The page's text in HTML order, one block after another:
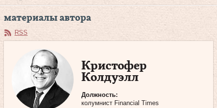
материалы автора
RSS
Кристофер
Колдуэлл
Должность:
колумнист Financial Times